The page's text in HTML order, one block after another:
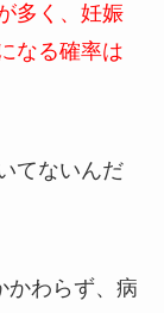
多く、妊娠
なる確率は
てないんだ
かわらず、病